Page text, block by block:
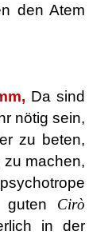
den Atem
Da sind
nötig sein,
zu beten,
zu machen,
guten Cirò
in der